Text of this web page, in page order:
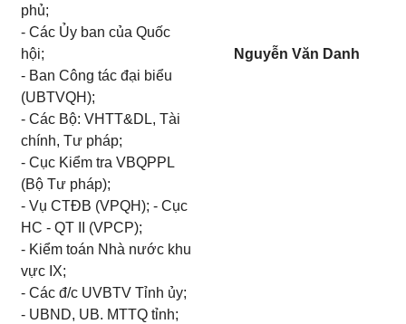
phủ;
- Các Ủy ban của Quốc
hội;
- Ban Công tác đại biểu
(UBTVQH);
- Các Bộ: VHTT&DL, Tài
chính, Tư pháp;
- Cục Kiểm tra VBQPPL
(Bộ Tư pháp);
- Vụ CTĐB (VPQH); - Cục
HC - QT II (VPCP);
- Kiểm toán Nhà nước khu
vực IX;
- Các đ/c UVBTV Tỉnh ủy;
- UBND, UB. MTTQ tỉnh;
Nguyễn Văn Danh